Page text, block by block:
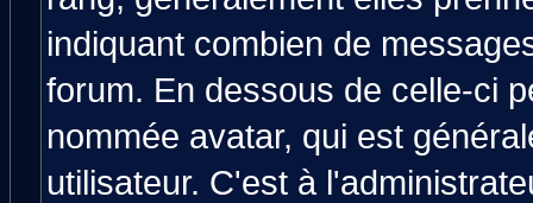
indiquant combien de
forum. En dessous de celle-ci
nommée avatar, qui est
utilisateur. C'est à